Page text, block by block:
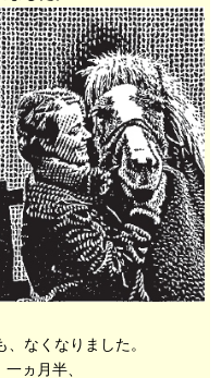
なくなりました。
ヵ月半、